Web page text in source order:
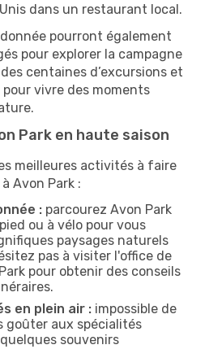
dans un restaurant local.
pourront également
pour explorer la campagne
centaines d’excursions et
vivre des moments
Park en haute saison
meilleures activités à faire
Avon Park :
: parcourez Avon Park
ou à vélo pour vous
paysages naturels
pas à visiter l'office de
pour obtenir des conseils
en plein air : impossible de
goûter aux spécialités
souvenirs